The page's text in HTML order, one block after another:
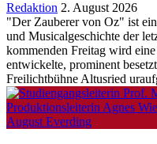
Redaktion 2. August 2026
"Der Zauberer von Oz" ist
und Musicalgeschichte der
kommenden Freitag wird
entwickelte, prominent
Freilichtbühne Altusried